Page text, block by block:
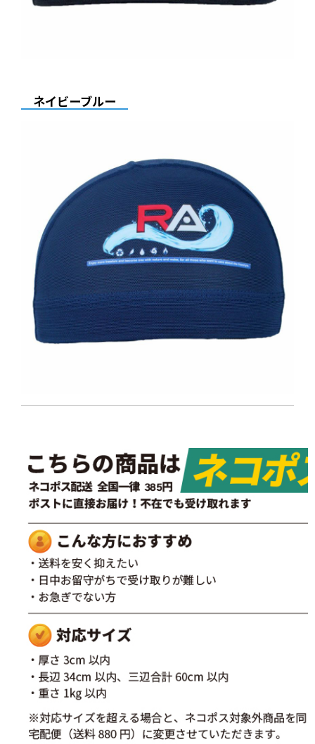
ネイビーブルー